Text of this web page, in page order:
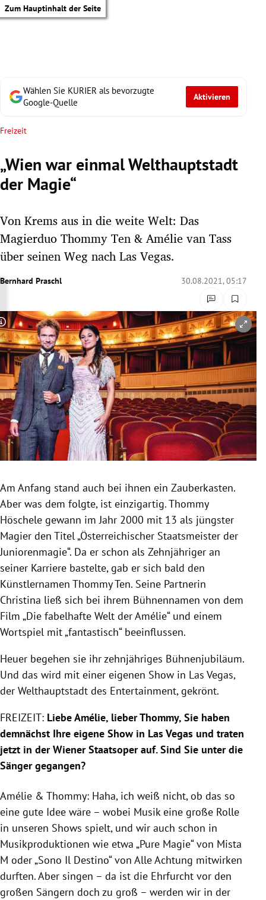
Zum Hauptinhalt der Seite
Untermenü
Untermenü
Untermenü
Untermenü
Untermenü
Untermenü
Untermenü
Untermenü
Wählen Sie KURIER als bevorzugte
Google-Quelle
Aktivieren
Freizeit
„Wien war einmal Welthauptstadt
der Magie“
Von Krems aus in die weite Welt: Das
Magierduo Thommy Ten & Amélie van Tass
über seinen Weg nach Las Vegas.
Bernhard Praschl 30.08.2021, 05:17
Copyright-Hinweis öffnen/schließen
Am Anfang stand auch bei ihnen ein Zauberkasten.
Aber was dem folgte, ist einzigartig. Thommy
Höschele gewann im Jahr 2000 mit 13 als jüngster
Magier den Titel „Österreichischer Staatsmeister der
Juniorenmagie“. Da er schon als Zehnjähriger an
seiner Karriere bastelte, gab er sich bald den
Künstlernamen Thommy Ten. Seine Partnerin
Christina ließ sich bei ihrem Bühnennamen von dem
Film „Die fabelhafte Welt der Amélie“ und einem
Wortspiel mit „fantastisch“ beeinflussen.
Heuer begehen sie ihr zehnjähriges Bühnenjubiläum.
Und das wird mit einer eigenen Show in Las Vegas,
der Welthauptstadt des Entertainment, gekrönt.
FREIZEIT: Liebe Amélie, lieber Thommy, Sie haben
demnächst Ihre eigene Show in Las Vegas und traten
jetzt in der Wiener Staatsoper auf. Sind Sie unter die
Sänger gegangen?
Amélie & Thommy: Haha, ich weiß nicht, ob das so
eine gute Idee wäre – wobei Musik eine große Rolle
in unseren Shows spielt, und wir auch schon in
Musikproduktionen wie etwa „Pure Magie“ von Mista
M oder „Sono Il Destino“ von Alle Achtung mitwirken
durften. Aber singen – da ist die Ehrfurcht vor den
großen Sängern doch zu groß – werden wir in der